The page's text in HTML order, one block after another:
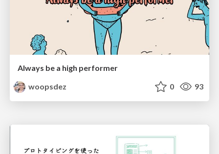
Always be a high performer
woopsdez
0 93